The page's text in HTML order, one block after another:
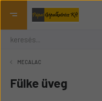
MECALAC
Fülke üveg